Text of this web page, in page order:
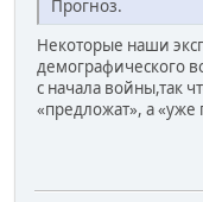
Прогноз.
Некоторые наши
демографического
с начала войны,так
«предложат», а «уже